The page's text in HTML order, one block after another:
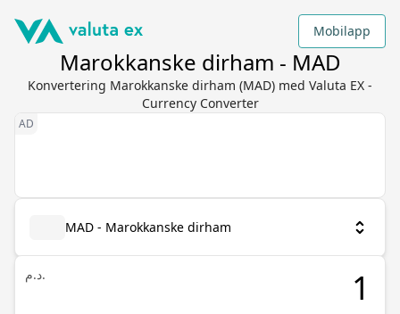
Mobilapp
Marokkanske dirham - MAD
Konvertering Marokkanske dirham (MAD) med Valuta EX -
Currency Converter
MAD - Marokkanske dirham
د.م.